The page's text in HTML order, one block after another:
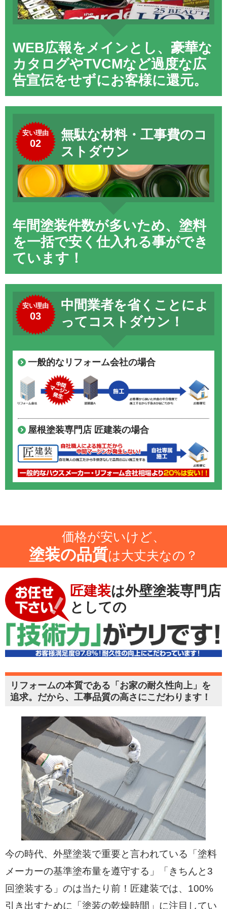
WEB広報をメインとし、豪華な
カタログやTVCMなど過度な広
告宣伝をせずにお客様に還元。
安い理由
02
無駄な材料・工事費のコ
ストダウン
年間塗装件数が多いため、塗料
を一括で安く仕入れる事ができ
ています！
安い理由
03
中間業者を省くことによ
ってコストダウン！
一般的なリフォーム会社の場合
屋根塗装専門店 匠建装の場合
価格が安いけど、
塗装の品質は大丈夫なの？
匠建装は外壁塗装専門店
としての
リフォームの本質である「お家の耐久性向上」を
追求。だから、工事品質の高さにこだわります！
今の時代、外壁塗装で重要と言われている「塗料
メーカーの基準塗布量を遵守する」「きちんと3
回塗装する」のは当たり前！匠建装では、100%
引き出すために「塗装の乾燥時間」に注目してい